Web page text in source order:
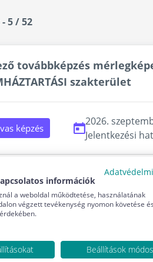
5 / 52
továbbképzés
szakterület
képzés
2026.
Jelentkezési
továbbképzés
- ÁLLAMHÁZTARTÁSI
képzés
2026.
Jelentkezési
információk
a weboldal működtetése, használatának
végzett tevékenység nyomon követése
Beállítások